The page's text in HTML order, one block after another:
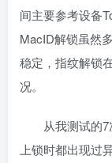
间主要参考设备
MacID解锁虽然
稳定，指纹解锁
况。
从我测试的
上锁时都出现过